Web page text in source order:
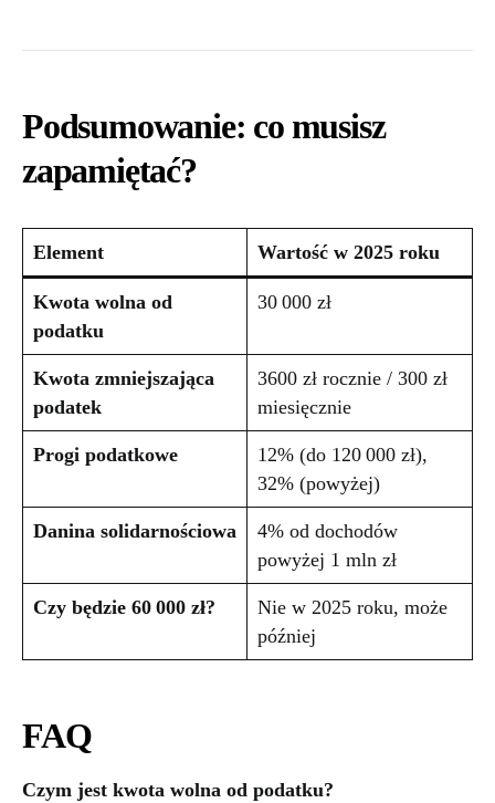
Podsumowanie: co musisz
zapamiętać?
Element Wartość w 2025 roku
Kwota wolna od
podatku
30 000 zł
Kwota zmniejszająca
podatek
3600 zł rocznie / 300 zł
miesięcznie
Progi podatkowe
12% (do 120 000 zł),
32% (powyżej)
Danina solidarnościowa
4% od dochodów
powyżej 1 mln zł
Czy będzie 60 000 zł?
Nie w 2025 roku, może
później
FAQ
Czym jest kwota wolna od podatku?